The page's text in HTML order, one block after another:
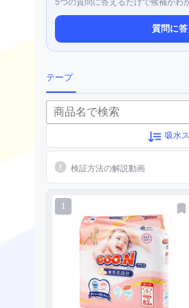
5つの質問に答えるだけで候補がわ
質問に
テープ
吸水
検証方法の解説動画
1